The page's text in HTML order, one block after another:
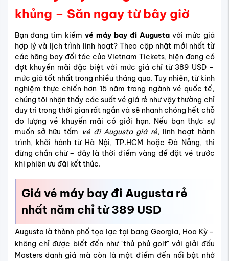
khủng – Săn ngay từ bây giờ
Bạn đang tìm kiếmvé máy bay đi Augustavới mức giá
hợp lý và lịch trình linh hoạt? Theo cập nhật mới nhất từ
các hãng bay đối tác của Vietnam Tickets, hiện đang có
đợt khuyến mãi đặc biệt với mức giá chỉ từ 389 USD –
mức giá tốt nhất trong nhiều tháng qua. Tuy nhiên, từ kinh
nghiệm thực chiến hơn 15 năm trong ngành vé quốc tế,
chúng tôi nhận thấy các suất vé giá rẻ như vậy thường chỉ
duy trì trong thời gian rất ngắn và sẽ nhanh chóng hết chỗ
do lượng vé khuyến mãi có giới hạn. Nếu bạn thực sự
muốn sở hữu tấm vé đi Augusta giá rẻ, linh hoạt hành
trình, khởi hành từ Hà Nội, TP.HCM hoặc Đà Nẵng, thì
đừng chần chừ – đây là thời điểm vàng để đặt vé trước
khi phiên ưu đãi kết thúc.
Giá vé máy bay đi Augusta rẻ
nhất năm chỉ từ 389 USD
Augusta là thành phố tọa lạc tại bang Georgia, Hoa Kỳ –
không chỉ được biết đến như "thủ phủ golf" với giải đấu
Masters danh giá mà còn là một điểm đến nổi bật nhờ